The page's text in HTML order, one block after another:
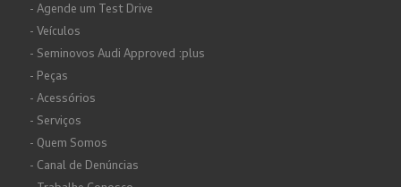
- Agende um Test Drive
- Veículos
- Seminovos Audi Approved :plus
- Peças
- Acessórios
- Serviços
- Quem Somos
- Canal de Denúncias